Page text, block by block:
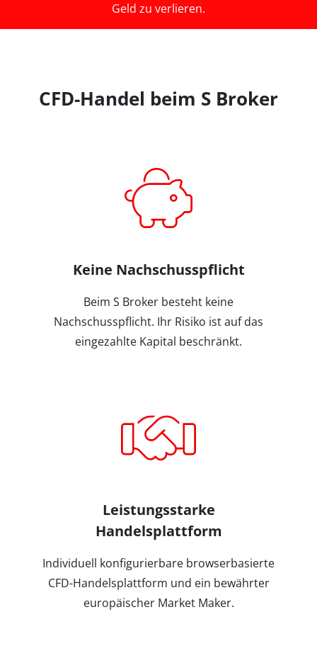
Geld zu verlieren.
CFD-Handel beim S Broker
Keine Nachschusspflicht
Beim S Broker besteht keine
Nachschusspflicht. Ihr Risiko ist auf das
eingezahlte Kapital beschränkt.
Leistungsstarke
Handelsplattform
Individuell konfigurierbare browserbasierte
CFD-Handelsplattform und ein bewährter
europäischer Market Maker.